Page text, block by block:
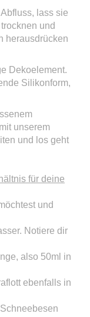
lass sie
und
herausdrücken
Dekoelement.
Silikonform,
unserem
und los geht
für deine
und
Notiere dir
also 50ml in
ebenfalls in